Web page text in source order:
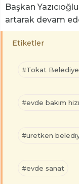
Başkan
artarak devam
Etiketler
#Tokat
#evde bakım
#üretken
#evde sanat